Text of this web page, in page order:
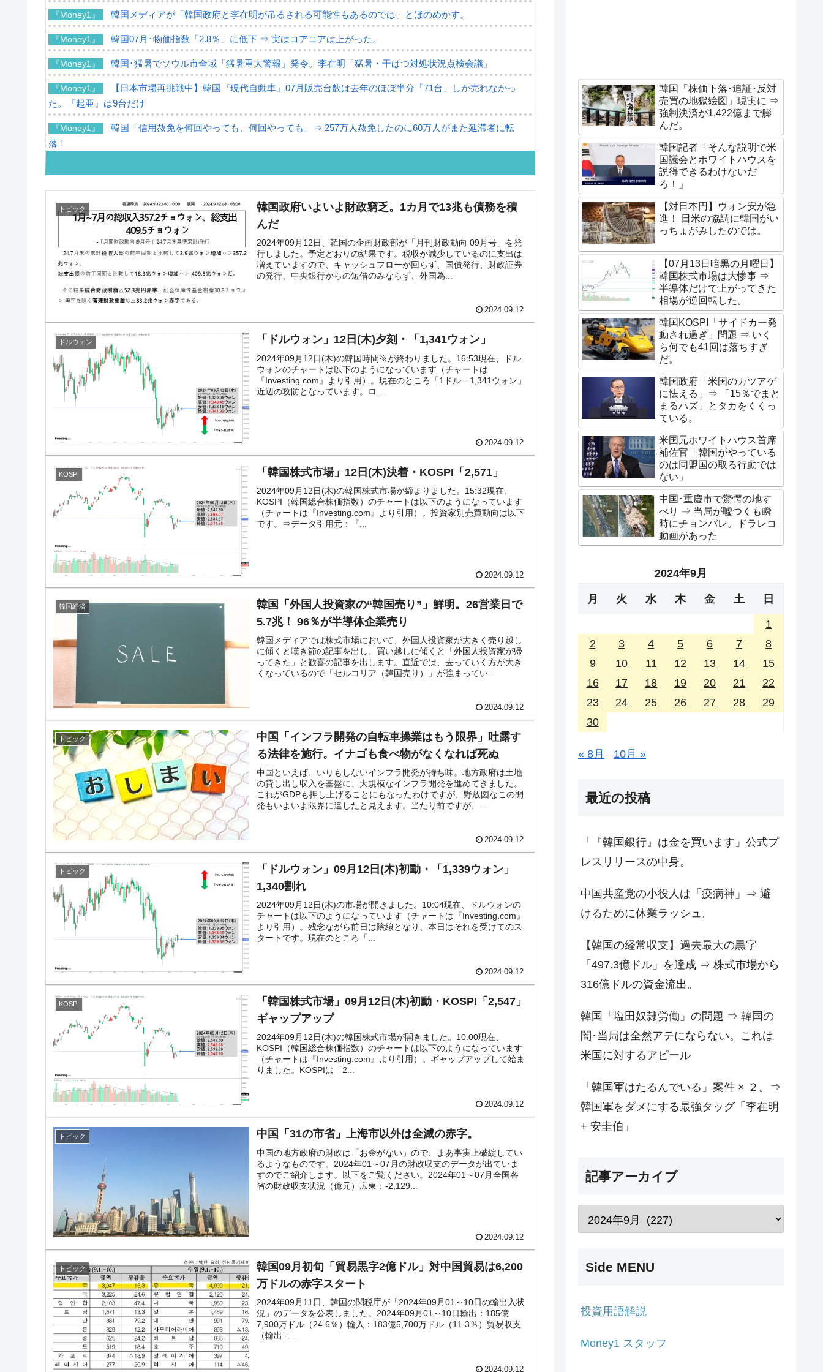
『Money1』 韓国メディアが「韓国政府と李在明が吊るされる可能性もあるのでは」とほのめかす。
『Money1』 韓国07月･物価指数「2.8％」に低下 ⇒ 実はコアコアは上がった。
『Money1』 韓国･猛暑でソウル市全域「猛暑重大警報」発令。李在明「猛暑・干ばつ対処状況点検会議」
『Money1』
【日本市場再挑戦中】韓国『現代自動車』07月販売台数は去年のほぼ半分「71台」しか売れなかっ
た。『起亜』は9台だけ
『Money1』
韓国「信用赦免を何回やっても、何回やっても」⇒ 257万人赦免したのに60万人がまた延滞者に転
落！
『Money1』 韓国「2026年07月の輸出入」絶好調。半導体だけで410億ドル、輸出全体の41％もある
『Money1』 韓国･李在明「青年層の雇用状況が悪い。せや、若者に起業させよう」⇒ どんな雇用対策だソレ。
『Money1』 【韓国の外貨準備】2026年07月は4,279億ドル。外平債の発行「19.4億ドル」
『Money1』 韓国「ここは北朝鮮なのか。選管がサーバーにウソのデータを入力したのは明白だ」
『Money1』 韓国･李在明さっそく不動産対策で浅薄な発言。
『Money1』 『韓国銀行』が「金の保有量を増やします」⇒「金を経由するドル入手」手段ではないのか？
『Money1』 韓国･外為取引量「1日当たり1,214.4億ドル」まで拡大 ⇒ 海外資金の動きに強く左右される状態
『Money1』 韓国･帰ってきた李在明。李在明を支持しない「50.5％」に上昇
韓国大統領府ボンクラ政策室長が告発された ⇒ 国家が行った恐るべき株価操作であり、空前の国政壟
『Money1』 中国だけが鉄鋼輸出を異常増加させる ⇒ 中国の過剰生産が世界を蝕む。
『Money1』 韓国製造業「半導体絶好調」のウラで他業種は全般的「不調」⇒ PSIが示す現況は決して良くない。
【米韓激突案件】韓国消費者院が『クーパン』1人当たり賠償10万ウォンを認定 ⇒ 総額3兆7,000億
トピック
韓国政府いよいよ財政窮乏。1カ月で13兆も債務を積
んだ
2024年09月12日、韓国の企画財政部が「月刊財政動向 09月号」を発
行しました。予定どおりの結果です。税収が減少しているのに支出は
増えていますので、キャッシュフローが回らず、国債発行、財政証券
の発行、中央銀行からの短借のみならず、外国為...
2024.09.12
ドルウォン 「ドルウォン」12日(木)夕刻・「1,341ウォン」
2024年09月12日(木)の韓国時間※が終わりました。16:53現在、ドル
ウォンのチャートは以下のようになっています（チャートは
『Investing.com』より引用）。現在のところ「1ドル＝1,341ウォン」
近辺の攻防となっています。ロ...
2024.09.12
KOSPI 「韓国株式市場」12日(木)決着・KOSPI「2,571」
2024年09月12日(木)の韓国株式市場が締まりました。15:32現在、
KOSPI（韓国総合株価指数）のチャートは以下のようになっています
（チャートは『Investing.com』より引用）。投資家別売買動向は以下
です。⇒データ引用元：『...
2024.09.12
韓国経済
韓国「外国人投資家の“韓国売り”」鮮明。26営業日で
5.7兆！ 96％が半導体企業売り
韓国メディアでは株式市場において、外国人投資家が大きく売り越し
に傾くと嘆き節の記事を出し、買い越しに傾くと「外国人投資家が帰
ってきた」と歓喜の記事を出します。直近では、去っていく方が大き
くなっているので「セルコリア（韓国売り）」が強まってい...
2024.09.12
トピック
中国「インフラ開発の自転車操業はもう限界」吐露す
る法律を施行。イナゴも食べ物がなくなれば死ぬ
中国といえば、いりもしないインフラ開発が持ち味。地方政府は土地
の貸し出し収入を基盤に、大規模なインフラ開発を進めてきました。
これがGDPも押し上げることにもなったわけですが、野放図なこの開
発もいよいよ限界に達したと見えます。当たり前ですが、...
2024.09.12
トピック
「ドルウォン」09月12日(木)初動・「1,339ウォン」
1,340割れ
2024年09月12日(木)の市場が開きました。10:04現在、ドルウォンの
チャートは以下のようになっています（チャートは『Investing.com』
より引用）。残念ながら前日は陰線となり、本日はそれを受けてのス
タートです。現在のところ「...
2024.09.12
KOSPI
「韓国株式市場」09月12日(木)初動・KOSPI「2,547」
ギャップアップ
2024年09月12日(木)の韓国株式市場が開きました。10:00現在、
KOSPI（韓国総合株価指数）のチャートは以下のようになっています
（チャートは『Investing.com』より引用）。ギャップアップして始ま
りました。KOSPIは「2...
2024.09.12
トピック 中国「31の市省」上海市以外は全滅の赤字。
中国の地方政府の財政は「お金がない」ので、まあ事実上破綻してい
るようなものです。2024年01～07月の財政収支のデータが出ていま
すのでご紹介します。以下をご覧ください。2024年01～07月全国各
省の財政収支状況（億元）広東：-2,129...
2024.09.12
トピック
韓国09月初旬「貿易黒字2億ドル」対中国貿易は6,200
万ドルの赤字スタート
2024年09月11日、韓国の関税庁が「2024年09月01～10日の輸出入状
況」のデータを公表しました。2024年09月01～10日輸出：185億
7,900万ドル（24.6％）輸入：183億5,700万ドル（11.3％）貿易収支
（輸出 -...
2024.09.12
韓国「株価下落･追証･反対
売買の地獄絵図」現実に ⇒
強制決済が1,422億まで膨
んだ。
韓国記者「そんな説明で米
国議会とホワイトハウスを
説得できるわけないだ
ろ！」
【対日本円】ウォン安が急
進！ 日米の協調に韓国がい
っちょがみしたのでは。
【07月13日暗黒の月曜日】
韓国株式市場は大惨事 ⇒
半導体だけで上がってきた
相場が逆回転した。
韓国KOSPI「サイドカー発
動され過ぎ」問題 ⇒ いく
ら何でも41回は落ちすぎ
だ。
韓国政府「米国のカツアゲ
に怯える」⇒ 「15％でまと
まるハズ」とタカをくくっ
ている。
米国元ホワイトハウス首席
補佐官「韓国がやっている
のは同盟国の取る行動では
ない」
中国･重慶市で驚愕の地す
べり ⇒ 当局が嘘つくも瞬
時にチョンバレ。ドラレコ
動画があった
2024年9月
月 火 水 木 金 土 日
1
2
3 4 5 6 7
8
9
10 11 12 13 14
15
16
17 18 19 20 21
22
23
24 25 26 27 28
29
30
« 8月 10月 »
最近の投稿
「『韓国銀行』は金を買います」公式プ
レスリリースの中身。
中国共産党の小役人は「疫病神」⇒ 避
けるために休業ラッシュ。
【韓国の経常収支】過去最大の黒字
「497.3億ドル」を達成 ⇒ 株式市場から
316億ドルの資金流出。
韓国「塩田奴隷労働」の問題 ⇒ 韓国の
闇･当局は全然アテにならない。これは
米国に対するアピール
「韓国軍はたるんでいる」案件 × ２。⇒
韓国軍をダメにする最強タッグ「李在明
+ 安圭伯」
記事アーカイブ
Side MENU
投資用語解説
Money1 スタッフ